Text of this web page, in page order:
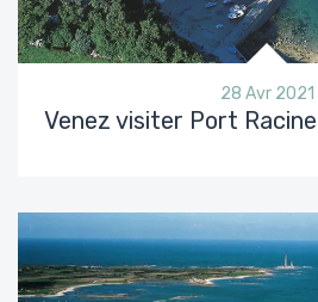
28 Avr 2021
Venez visiter Port